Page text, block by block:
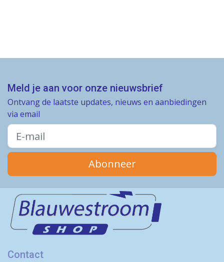
Meld je aan voor onze nieuwsbrief
Ontvang de laatste updates, nieuws en aanbiedingen
via email
Abonneer
Contact